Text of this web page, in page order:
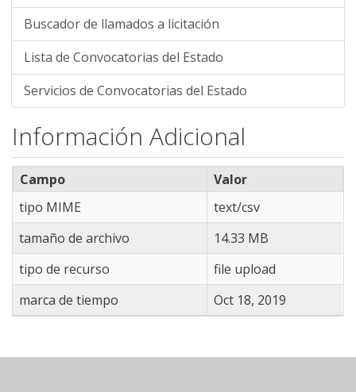
Buscador de llamados a licitación
Lista de Convocatorias del Estado
Servicios de Convocatorias del Estado
Información Adicional
Campo
Valor
tipo MIME
text/csv
tamaño de archivo
14.33 MB
tipo de recurso
file upload
marca de tiempo
Oct 18, 2019